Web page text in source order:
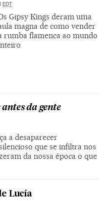
EDT
Gipsy Kings deram uma
magna de como vender
rumba flamenca ao mundo
da gente
a desaparecer
que se infiltra nos
da nossa época o que
Lucía